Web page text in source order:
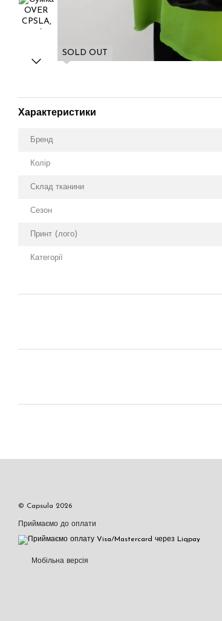
SOLD OUT
Характеристики
Бренд
Колір
Склад тканини
Сезон
Принт (лого)
Категорії
© Capsula 2026
Приймаємо до оплати
Мобільна версія